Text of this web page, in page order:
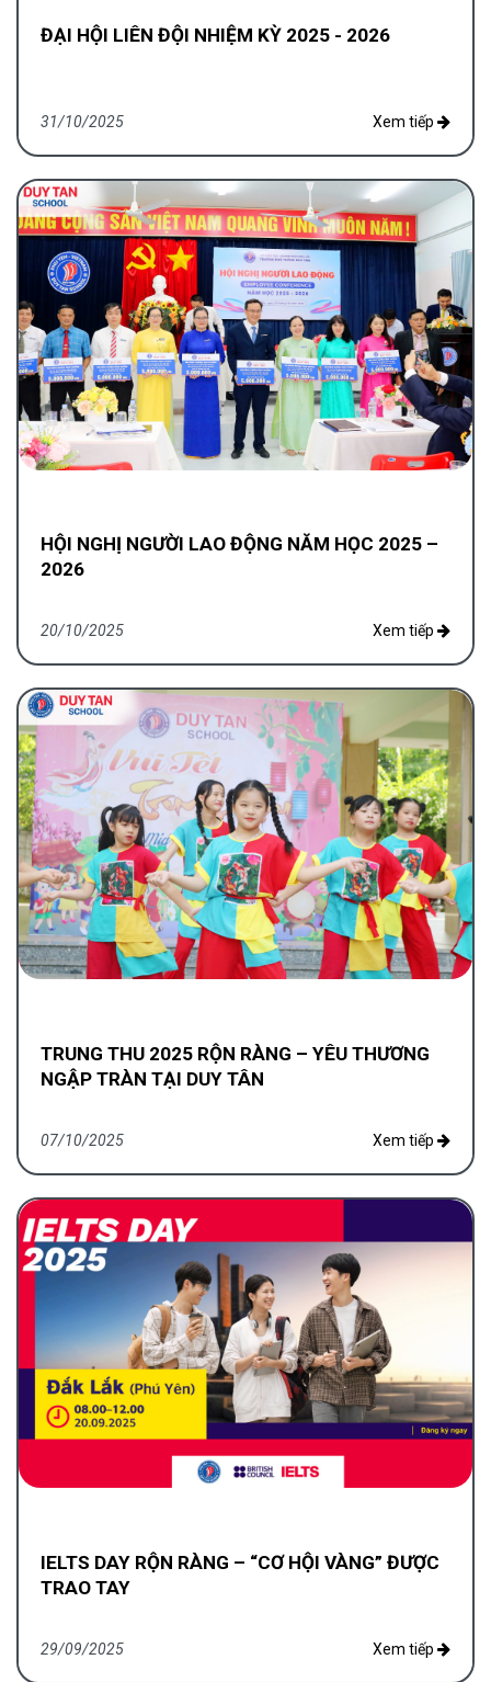
ĐẠI HỘI LIÊN ĐỘI NHIỆM KỲ 2025 - 2026
31/10/2025 Xem tiếp
HỘI NGHỊ NGƯỜI LAO ĐỘNG NĂM HỌC 2025 –
2026
20/10/2025 Xem tiếp
TRUNG THU 2025 RỘN RÀNG – YÊU THƯƠNG
NGẬP TRÀN TẠI DUY TÂN
07/10/2025 Xem tiếp
IELTS DAY RỘN RÀNG – “CƠ HỘI VÀNG” ĐƯỢC
TRAO TAY
29/09/2025 Xem tiếp